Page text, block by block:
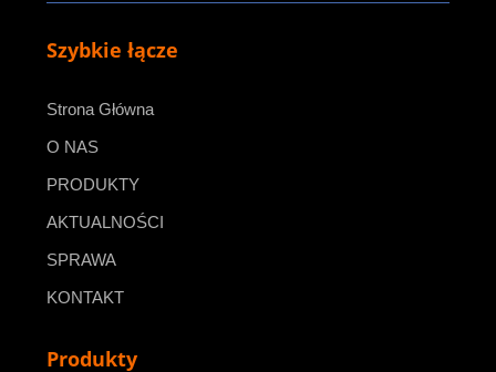
Szybkie łącze
Strona Główna
O NAS
PRODUKTY
AKTUALNOŚCI
SPRAWA
KONTAKT
Produkty